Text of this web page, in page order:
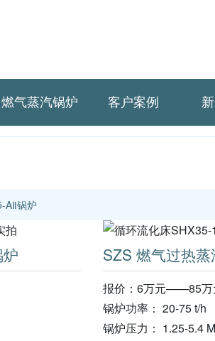
燃气蒸汽锅炉 客户案例
AⅡ锅炉
SZS 燃气过热
报价：6万元——85万
锅炉功率： 20-75 t/h
锅炉压力： 1.25-5.4